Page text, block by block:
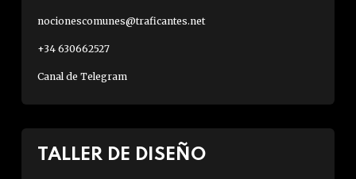
nocionescomunes@traficantes.net
+34 630662527
Canal de Telegram
TALLER DE DISEÑO